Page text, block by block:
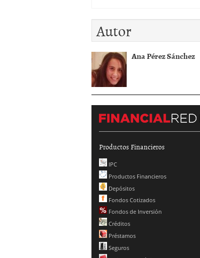
Autor
Ana Pérez Sánchez
Productos Financieros
IPC
Productos Financieros
Depósitos
Fondos Cotizados
Fondos de Inversión
Créditos
Préstamos
Seguros